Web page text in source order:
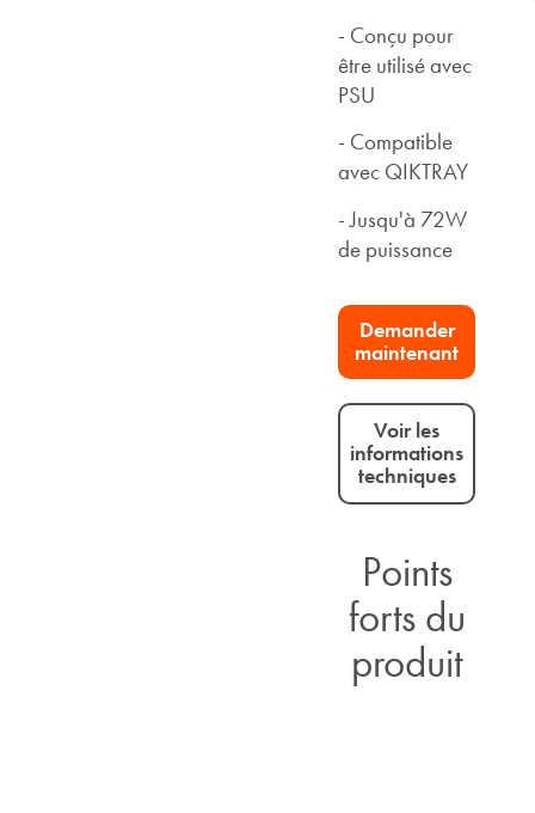
- Conçu pour
être utilisé avec
PSU
- Compatible
avec QIKTRAY
- Jusqu'à 72W
de puissance
Demander
maintenant
Voir les
informations
techniques
Points
forts du
produit